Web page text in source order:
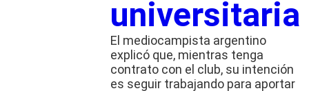
universitaria
El mediocampista argentino
explicó que, mientras tenga
contrato con el club, su intención
es seguir trabajando para aportar